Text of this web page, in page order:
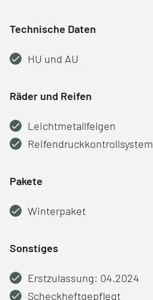
Technische Daten
HU und AU
Räder und Reifen
Leichtmetallfelgen
Reifendruckkontrollsystem
Pakete
Winterpaket
Sonstiges
Erstzulassung: 04.2024
Scheckheftgepflegt